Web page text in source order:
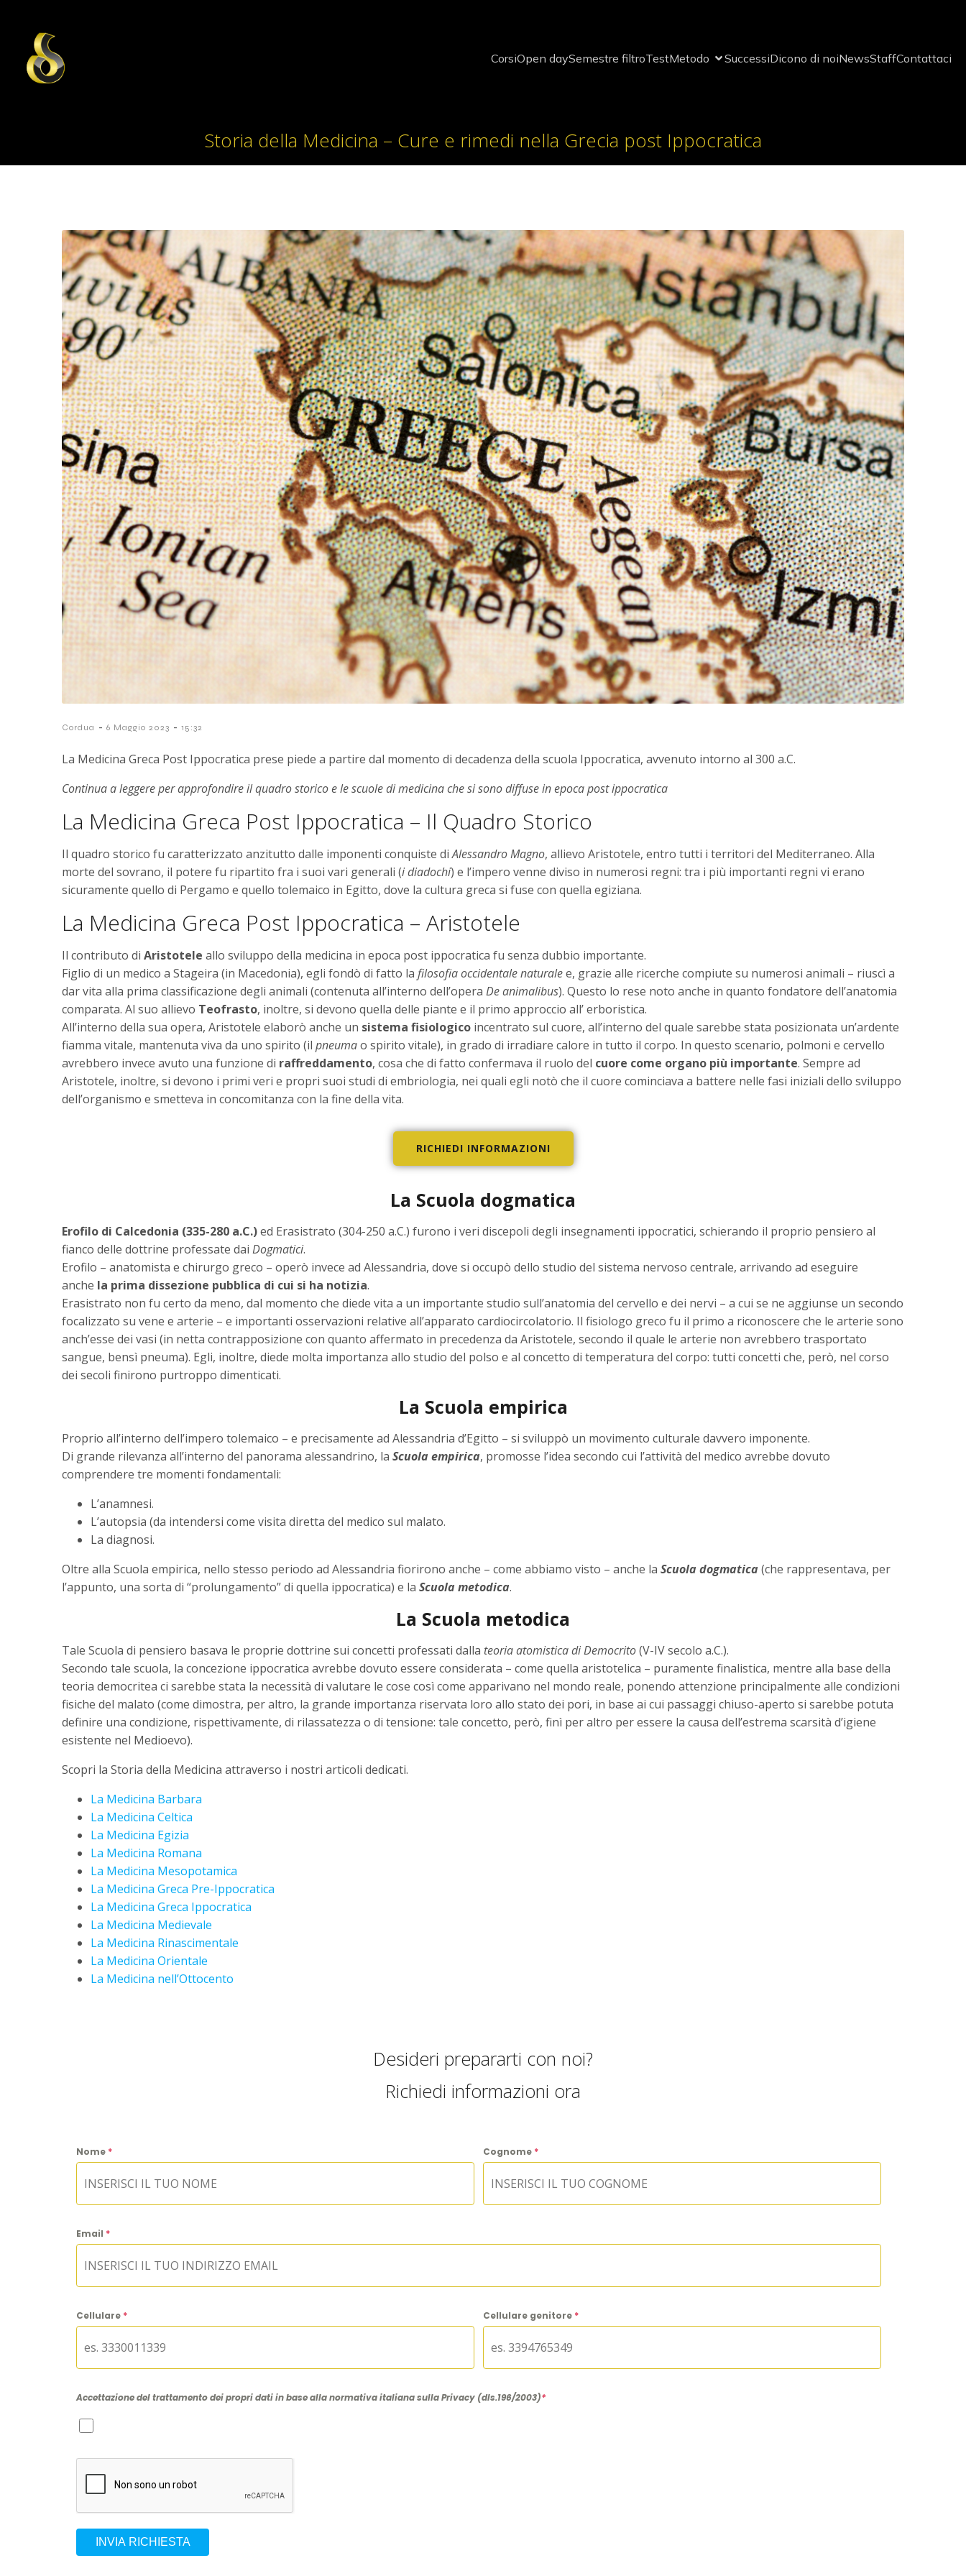
CorsiOpen daySemestre filtroTestMetodo SuccessiDicono di noiNewsStaffContattaci
Storia della Medicina – Cure e rimedi nella Grecia post Ippocratica
Cordua - 6 Maggio 2023 - 15:32
La Medicina Greca Post Ippocratica prese piede a partire dal momento di decadenza della scuola Ippocratica, avvenuto intorno al 300 a.C.
Continua a leggere per approfondire il quadro storico e le scuole di medicina che si sono diffuse in epoca post ippocratica
La Medicina Greca Post Ippocratica – Il Quadro Storico
Il quadro storico fu caratterizzato anzitutto dalle imponenti conquiste diAlessandro Magno, allievo Aristotele, entro tutti i territori del Mediterraneo. Alla
morte del sovrano, il potere fu ripartito fra i suoi vari generali (i diadochi) e l’impero venne diviso in numerosi regni: tra i più importanti regni vi erano
sicuramente quello di Pergamo e quello tolemaico in Egitto, dove la cultura greca si fuse con quella egiziana.
La Medicina Greca Post Ippocratica – Aristotele
Il contributo di Aristotele allo sviluppo della medicina in epoca post ippocratica fu senza dubbio importante.
Figlio di un medico a Stageira (in Macedonia), egli fondò di fatto la filosofia occidentale naturalee, grazie alle ricerche compiute su numerosi animali – riuscì a
dar vita alla prima classificazione degli animali (contenuta all’interno dell’opera De animalibus). Questo lo rese noto anche in quanto fondatore dell’anatomia
comparata. Al suo allievo Teofrasto, inoltre, si devono quella delle piante e il primo approccio all’ erboristica.
All’interno della sua opera, Aristotele elaborò anche un sistema fisiologico incentrato sul cuore, all’interno del quale sarebbe stata posizionata un’ardente
fiamma vitale, mantenuta viva da uno spirito (il pneumao spirito vitale), in grado di irradiare calore in tutto il corpo. In questo scenario, polmoni e cervello
avrebbero invece avuto una funzione di raffreddamento, cosa che di fatto confermava il ruolo del cuore come organo più importante. Sempre ad
Aristotele, inoltre, si devono i primi veri e propri suoi studi di embriologia, nei quali egli notò che il cuore cominciava a battere nelle fasi iniziali dello sviluppo
dell’organismo e smetteva in concomitanza con la fine della vita.
RICHIEDI INFORMAZIONI
La Scuola dogmatica
Erofilo di Calcedonia (335-280 a.C.)ed Erasistrato (304-250 a.C.) furono i veri discepoli degli insegnamenti ippocratici, schierando il proprio pensiero al
fianco delle dottrine professate dai Dogmatici.
Erofilo – anatomista e chirurgo greco – operò invece ad Alessandria, dove si occupò dello studio del sistema nervoso centrale, arrivando ad eseguire
anche la prima dissezione pubblica di cui si ha notizia.
Erasistrato non fu certo da meno, dal momento che diede vita a un importante studio sull’anatomia del cervello e dei nervi – a cui se ne aggiunse un secondo
focalizzato su vene e arterie – e importanti osservazioni relative all’apparato cardiocircolatorio. Il fisiologo greco fu il primo a riconoscere che le arterie sono
anch’esse dei vasi (in netta contrapposizione con quanto affermato in precedenza da Aristotele, secondo il quale le arterie non avrebbero trasportato
sangue, bensì pneuma). Egli, inoltre, diede molta importanza allo studio del polso e al concetto di temperatura del corpo: tutti concetti che, però, nel corso
dei secoli finirono purtroppo dimenticati.
La Scuola empirica
Proprio all’interno dell’impero tolemaico – e precisamente ad Alessandria d’Egitto – si sviluppò un movimento culturale davvero imponente.
Di grande rilevanza all’interno del panorama alessandrino, la Scuola empirica, promosse l’idea secondo cui l’attività del medico avrebbe dovuto
comprendere tre momenti fondamentali:
L’anamnesi.
L’autopsia (da intendersi come visita diretta del medico sul malato.
La diagnosi.
Oltre alla Scuola empirica, nello stesso periodo ad Alessandria fiorirono anche – come abbiamo visto – anche la Scuola dogmatica (che rappresentava, per
l’appunto, una sorta di “prolungamento” di quella ippocratica) e la Scuola metodica.
La Scuola metodica
Tale Scuola di pensiero basava le proprie dottrine sui concetti professati dalla teoria atomistica di Democrito(V-IV secolo a.C.).
Secondo tale scuola, la concezione ippocratica avrebbe dovuto essere considerata – come quella aristotelica – puramente finalistica, mentre alla base della
teoria democritea ci sarebbe stata la necessità di valutare le cose così come apparivano nel mondo reale, ponendo attenzione principalmente alle condizioni
fisiche del malato (come dimostra, per altro, la grande importanza riservata loro allo stato dei pori, in base ai cui passaggi chiuso-aperto si sarebbe potuta
definire una condizione, rispettivamente, di rilassatezza o di tensione: tale concetto, però, finì per altro per essere la causa dell’estrema scarsità d’igiene
esistente nel Medioevo).
Scopri la Storia della Medicina attraverso i nostri articoli dedicati.
La Medicina Barbara
La Medicina Celtica
La Medicina Egizia
La Medicina Romana
La Medicina Mesopotamica
La Medicina Greca Pre-Ippocratica
La Medicina Greca Ippocratica
La Medicina Medievale
La Medicina Rinascimentale
La Medicina Orientale
La Medicina nell’Ottocento
Desideri prepararti con noi?
Richiedi informazioni ora
Nome * Cognome *
Email *
Cellulare * Cellulare genitore *
Accettazione del trattamento dei propri dati in base alla normativa italiana sulla Privacy (dls.196/2003)*
INVIA RICHIESTA